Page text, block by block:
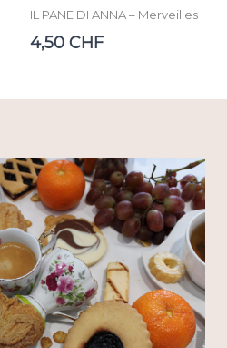
IL PANE DI ANNA – Merveilles
4,50 CHF